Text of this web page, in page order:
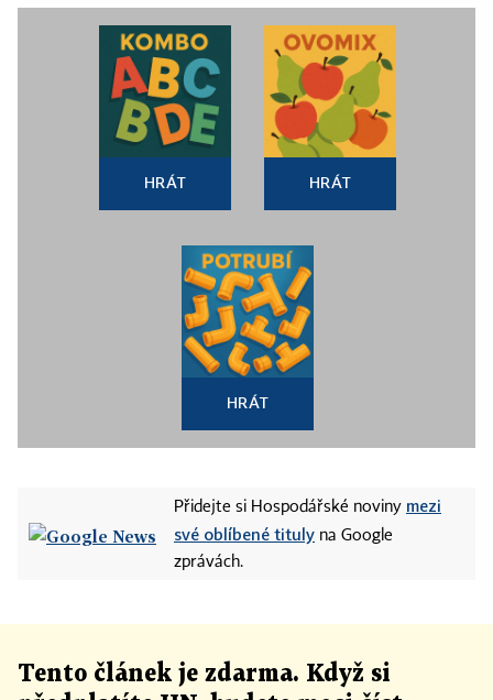
HRÁT HRÁT
HRÁT
Přidejte si Hospodářské noviny mezi
své oblíbené tituly na Google
zprávách.
Tento článek je zdarma. Když si